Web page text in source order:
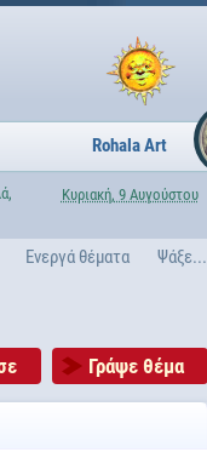
Rohala Art
Κυριακή, 9 Αυγούστου
Ενεργά θέματα Ψάξε...
Γράψε θέμα